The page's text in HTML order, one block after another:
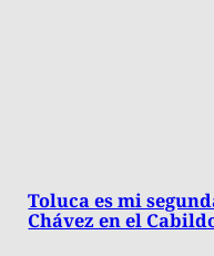
Toluca es mi
Chávez en el